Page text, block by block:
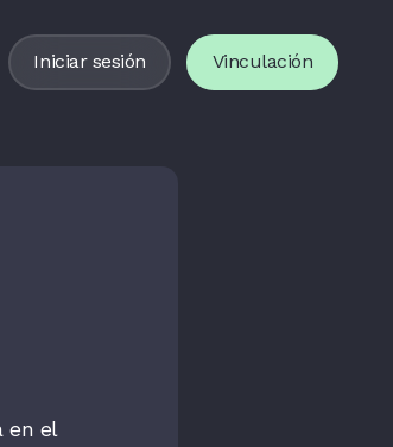
Iniciar sesión Vinculación
en el